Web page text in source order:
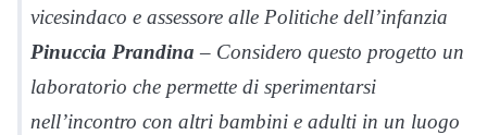
vicesindaco e assessore alle Politiche dell’infanzia
Pinuccia Prandina – Considero questo progetto un
laboratorio che permette di sperimentarsi
nell’incontro con altri bambini e adulti in un luogo